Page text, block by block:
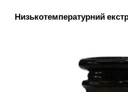
Низькотемпературний